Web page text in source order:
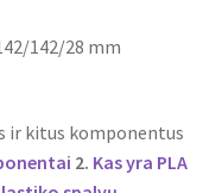
142/28 mm
ir kitus komponentus
2. Kas yra PLA